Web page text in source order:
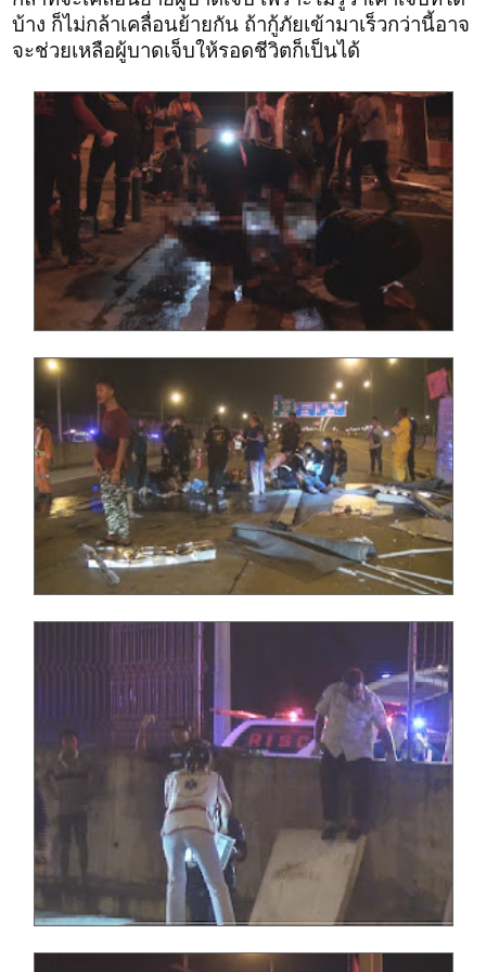
บ้าง ก็ไม่กล้าเคลื่อนย้ายกัน ถ้ากู้ภัยเข้ามาเร็วกว่านี้อาจ
จะช่วยเหลือผู้บาดเจ็บให้รอดชีวิตก็เป็นได้